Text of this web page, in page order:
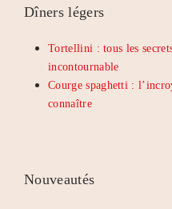
Dîners légers
Tortellini : tous les
incontournable
Courge spaghetti :
connaître
Nouveautés